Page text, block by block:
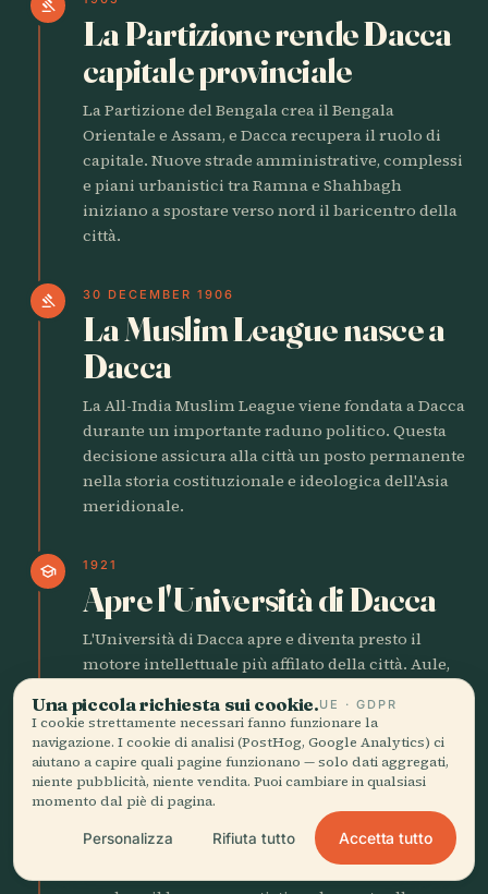
gavel
La Partizione rende Dacca
capitale provinciale
La Partizione del Bengala crea il Bengala
Orientale e Assam, e Dacca recupera il ruolo di
capitale. Nuove strade amministrative, complessi
e piani urbanistici tra Ramna e Shahbagh
iniziano a spostare verso nord il baricentro della
città.
gavel 30 DECEMBER 1906
La Muslim League nasce a
Dacca
La All-India Muslim League viene fondata a Dacca
durante un importante raduno politico. Questa
decisione assicura alla città un posto permanente
nella storia costituzionale e ideologica dell'Asia
meridionale.
school 1921
Apre l'Università di Dacca
L'Università di Dacca apre e diventa presto il
motore intellettuale più affilato della città. Aule,
produrre il linguaggio, la scienza e la politica che
plasmeranno una futura nazione.
science 1924
Bose scrive fisica a Dacca
Alla Dhaka University, Satyendra Nath Bose
Una piccola richiesta sui cookie.UE · GDPR
I cookie strettamente necessari fanno funzionare la
navigazione. I cookie di analisi (PostHog, Google Analytics) ci
aiutano a capire quali pagine funzionano — solo dati aggregati,
niente pubblicità, niente vendita. Puoi cambiare in qualsiasi
momento dal piè di pagina.
Personalizza Rifiuta tutto Accetta tutto